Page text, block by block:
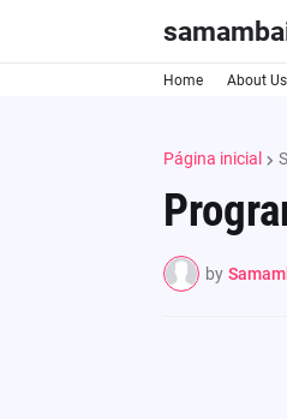
Home About Us
Página inicial
by